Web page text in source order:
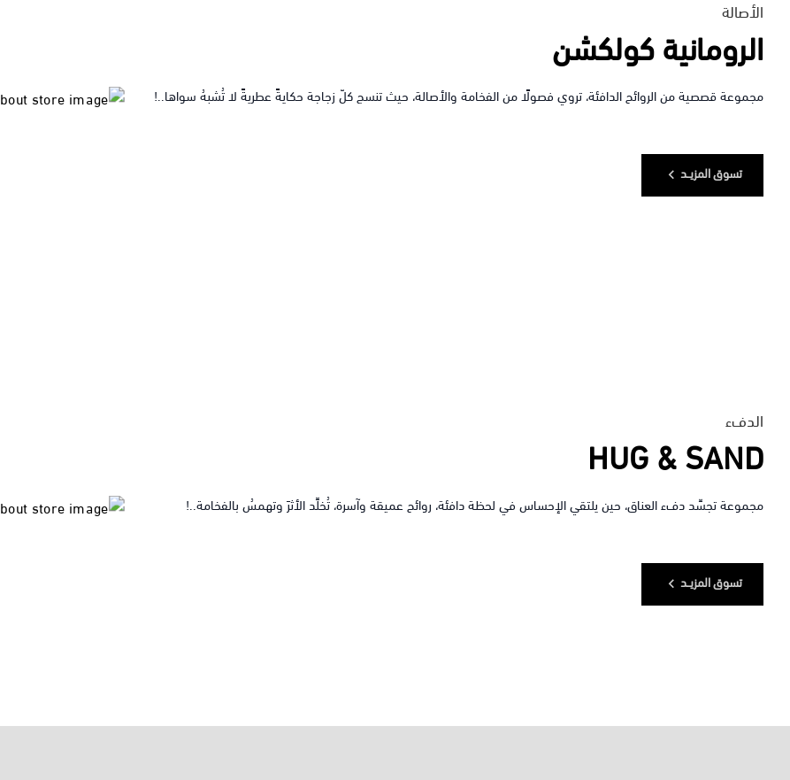
الأصالة
الرومانية كولكشن
مجموعة قصصية من الروائح الدافئة، تروي فصولًا من الفخامة والأصالة، حيث تنسج كلّ زجاجة حكايةً عطريةً لا تُشبهُ سواها..!
تسوق المزيــد
الدفء
HUG & SAND
مجموعة تجسِّد دفء العناق، حين يلتقي الإحساس في لحظة دافئة، روائح عميقة وآسرة، تُخلِّد الأثرَ وتهمسُ بالفخامة..!
تسوق المزيــد